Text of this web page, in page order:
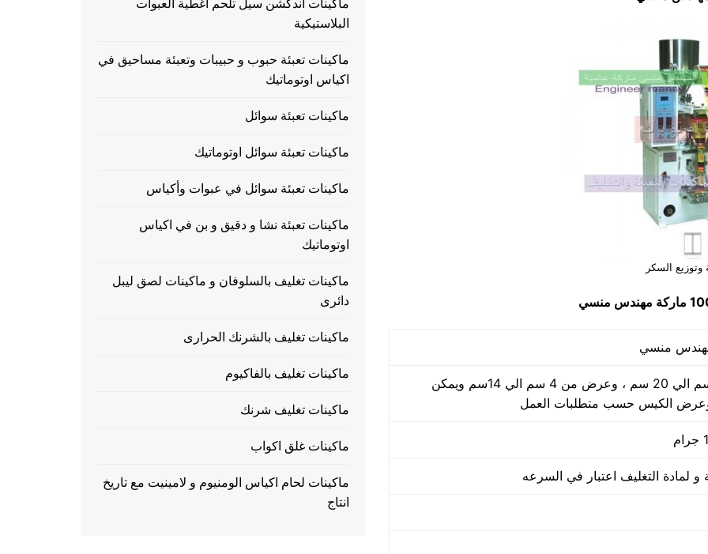
وتوزيع السكر
ماركة مهندس منسي
طول الكيس من 5 سم الي 20 سم ، وعرض من 4 سم الي 14سم ويمكن
الكيس حسب متطلبات العمل
ماكينات اندكشن سيل تلحم اغطية العبوات
البلاستيكية
ماكينات تعبئة حبوب و حبيبات وتعبئة مساحيق في
اكياس اوتوماتيك
ماكينات تعبئة سوائل
ماكينات تعبئة سوائل اوتوماتيك
ماكينات تعبئة سوائل في عبوات وأكياس
ماكينات تعبئة نشا و دقيق و بن في اكياس
اوتوماتيك
ماكينات تغليف بالسلوفان و ماكينات لصق ليبل
دائرى
ماكينات تغليف بالشرنك الحرارى
ماكينات تغليف بالفاكيوم
ماكينات تغليف شرنك
ماكينات غلق اكواب
ماكينات لحام اكياس الومنيوم و لامينيت مع تاريخ
انتاج